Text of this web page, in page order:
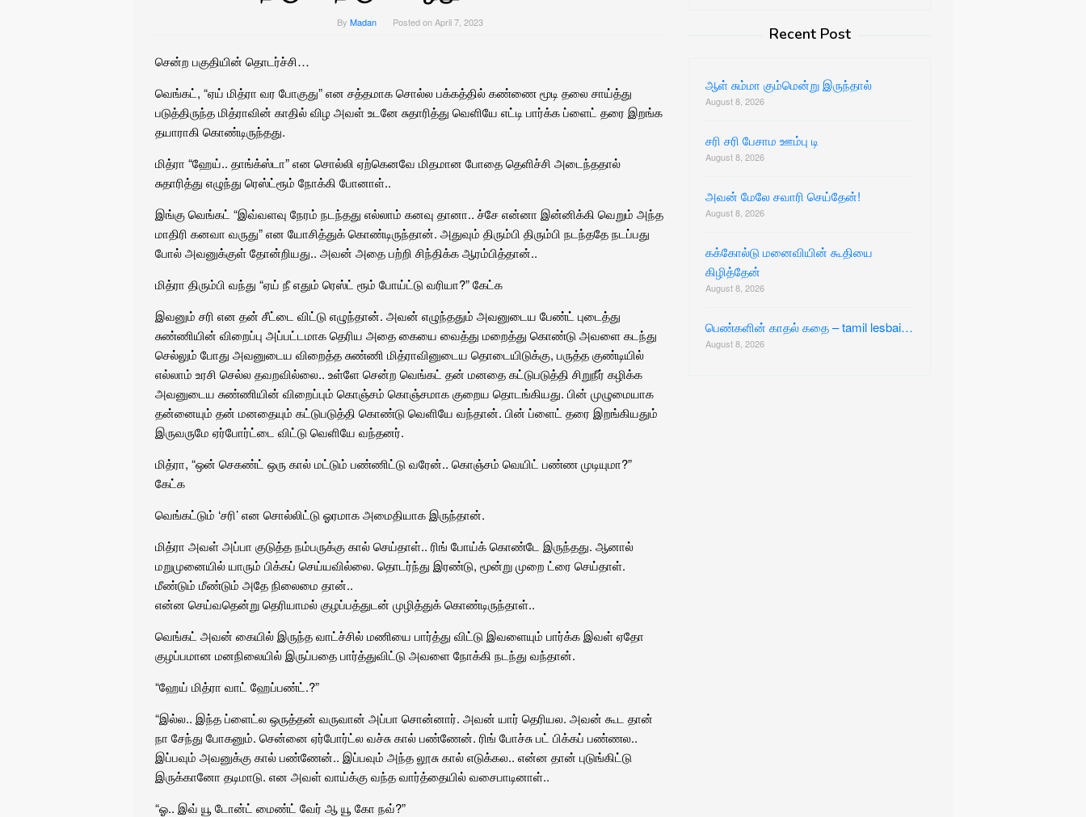
By Madan Posted on April 7, 2023
சென்ற பகுதியின் தொடர்ச்சி…
வெங்கட், “ஏய் மித்ரா வர போகுது” என சத்தமாக சொல்ல பக்கத்தில் கண்ணை மூடி தலை சாய்த்து
படுத்திருந்த மித்ராவின் காதில் விழ அவள் உடனே சுதாரித்து வெளியே எட்டி பார்க்க ப்ளைட் தரை இறங்க
தயாராகி கொண்டிருந்தது.
மித்ரா “ஹேய்.. தாங்க்ஸ்டா” என சொல்லி ஏற்கெனவே மிதமான போதை தெளிச்சி அடைந்ததால்
சுதாரித்து எழுந்து ரெஸ்ட்ரூம் நோக்கி போனாள்..
இங்கு வெங்கட் “இவ்வளவு நேரம் நடந்தது எல்லாம் கனவு தானா.. ச்சே என்னா இன்னிக்கி வெறும் அந்த
மாதிரி கனவா வருது” என யோசித்துக் கொண்டிருந்தான். அதுவும் திரும்பி திரும்பி நடந்ததே நடப்பது
போல் அவனுக்குள் தோன்றியது.. அவன் அதை பற்றி சிந்திக்க ஆரம்பித்தான்..
மித்ரா திரும்பி வந்து “ஏய் நீ எதும் ரெஸ்ட் ரூம் போய்ட்டு வரியா?” கேட்க
இவனும் சரி என தன் சீட்டை விட்டு எழுந்தான். அவன் எழுந்ததும் அவனுடைய பேண்ட் புடைத்து
சுண்ணியின் விறைப்பு அப்பட்டமாக தெரிய அதை கையை வைத்து மறைத்து கொண்டு அவளை கடந்து
செல்லும் போது அவனுடைய விறைத்த சுண்ணி மித்ராவினுடைய தொடையிடுக்கு, பருத்த குண்டியில்
எல்லாம் உரசி செல்ல தவறவில்லை.. உள்ளே சென்ற வெங்கட் தன் மனதை கட்டுபடுத்தி சிறுநீர் கழிக்க
அவனுடைய சுண்ணியின் விறைப்பும் கொஞ்சம் கொஞ்சமாக குறைய தொடங்கியது. பின் முழுமையாக
தன்னையும் தன் மனதையும் கட்டுபடுத்தி கொண்டு வெளியே வந்தான். பின் ப்ளைட் தரை இறங்கியதும்
இருவருமே ஏர்போர்ட்டை விட்டு வெளியே வந்தனர்.
மித்ரா, “ஒன் செகண்ட் ஒரு கால் மட்டும் பண்ணிட்டு வரேன்.. கொஞ்சம் வெயிட் பண்ண முடியுமா?”
கேட்க
வெங்கட்டும் ‘சரி’ என சொல்லிட்டு ஓரமாக அமைதியாக இருந்தான்.
மித்ரா அவள் அப்பா குடுத்த நம்பருக்கு கால் செய்தாள்.. ரிங் போய்க் கொண்டே இருந்தது. ஆனால்
மறுமுனையில் யாரும் பிக்கப் செய்யவில்லை. தொடர்ந்து இரண்டு, மூன்று முறை ட்ரை செய்தாள்.
மீண்டும் மீண்டும் அதே நிலைமை தான்..
என்ன செய்வதென்று தெரியாமல் குழப்பத்துடன் முழித்துக் கொண்டிருந்தாள்..
வெங்கட் அவன் கையில் இருந்த வாட்ச்சில் மணியை பார்த்து விட்டு இவளையும் பார்க்க இவள் ஏதோ
குழப்பமான மனநிலையில் இருப்பதை பார்த்துவிட்டு அவளை நோக்கி நடந்து வந்தான்.
“ஹேய் மித்ரா வாட் ஹேப்பண்ட்.?”
“இல்ல.. இந்த ப்ளைட்ல ஒருத்தன் வருவான் அப்பா சொன்னார். அவன் யார் தெரியல. அவன் கூட தான்
நா சேந்து போகனும். சென்னை ஏர்போர்ட்ல வச்சு கால் பண்ணேன். ரிங் போச்சு பட் பிக்கப் பண்ணல..
இப்பவும் அவனுக்கு கால் பண்ணேன்.. இப்பவும் அந்த லூசு கால் எடுக்கல.. என்ன தான் புடுங்கிட்டு
இருக்கானோ தடிமாடு. என அவள் வாய்க்கு வந்த வார்த்தையில் வசைபாடினாள்..
“ஓ.. இவ் யூ டோன்ட் மைண்ட் வேர் ஆ யூ கோ நவ்?”
Recent Post
ஆள் சும்மா கும்மென்று இருந்தால்
August 8, 2026
சரி சரி பேசாம ஊம்பு டி
August 8, 2026
அவன் மேலே சவாரி செய்தேன்!
August 8, 2026
கக்கோல்டு மனைவியின் கூதியை
கிழித்தேன்
August 8, 2026
பெண்களின் காதல் கதை – tamil lesbai…
August 8, 2026